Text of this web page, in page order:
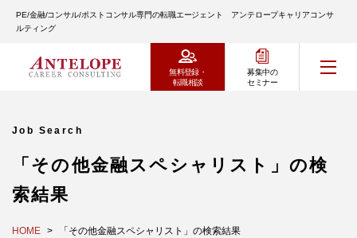
PE/金融/コンサル/ポストコンサル専門の転職エージェント アンテロープキャリアコンサ
ルティング
無料登録・
転職相談
募集中の
セミナー
Job Search
「その他金融スペシャリスト」の検
索結果
HOME 「その他金融スペシャリスト」の検索結果